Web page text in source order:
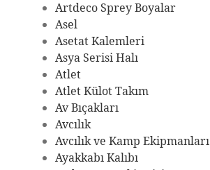
Artdeco Sprey Boyalar
Asel
Asetat Kalemleri
Asya Serisi Halı
Atlet
Atlet Külot Takım
Av Bıçakları
Avcılık
Avcılık ve Kamp Ekipmanları
Ayakkabı Kalıbı